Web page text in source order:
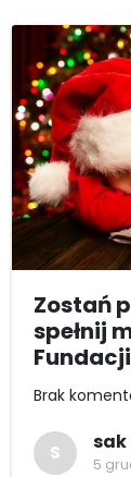
Zostań
spełnij
Brak
S sak
5